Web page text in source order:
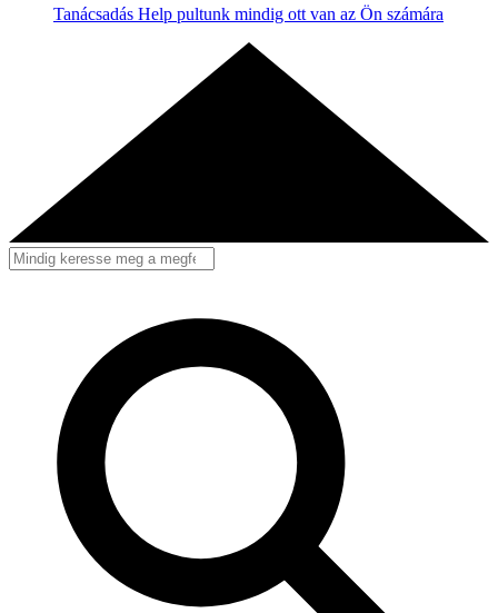
Tanácsadás Help pultunk mindig ott van az Ön számára